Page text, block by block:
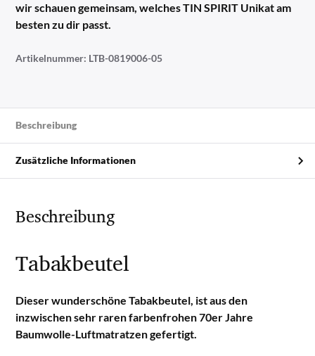
wir schauen gemeinsam, welches TIN SPIRIT Unikat am
besten zu dir passt.
Artikelnummer: LTB-0819006-05
Beschreibung
Zusätzliche Informationen
Beschreibung
Tabakbeutel
Dieser wunderschöne Tabakbeutel, ist aus den
inzwischen sehr raren farbenfrohen 70er Jahre
Baumwolle-Luftmatratzen gefertigt.